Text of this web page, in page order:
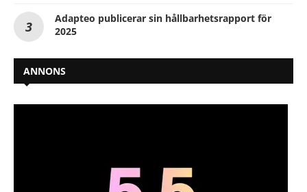
Adapteo publicerar sin hållbarhetsrapport för
2025
ANNONS